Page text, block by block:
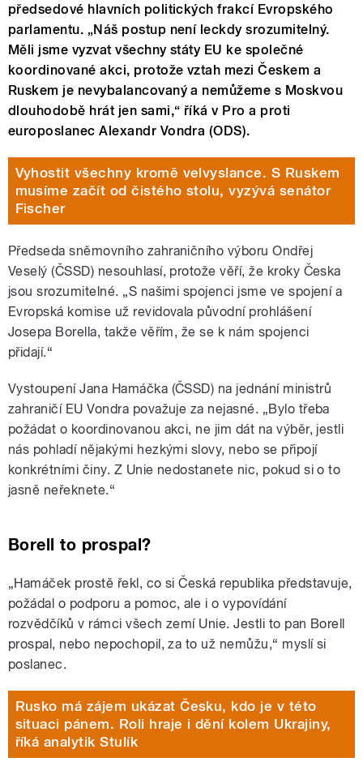
předsedové hlavních politických frakcí Evropského
parlamentu. „Náš postup není leckdy srozumitelný.
Měli jsme vyzvat všechny státy EU ke společné
koordinované akci, protože vztah mezi Českem a
Ruskem je nevybalancovaný a nemůžeme s Moskvou
dlouhodobě hrát jen sami,“ říká v Pro a proti
europoslanec Alexandr Vondra (ODS).
Vyhostit všechny kromě velvyslance. S Ruskem
musíme začít od čistého stolu, vyzývá senátor
Fischer
Předseda sněmovního zahraničního výboru Ondřej
Veselý (ČSSD) nesouhlasí, protože věří, že kroky Česka
jsou srozumitelné. „S našimi spojenci jsme ve spojení a
Evropská komise už revidovala původní prohlášení
Josepa Borella, takže věřím, že se k nám spojenci
přidají.“
Vystoupení Jana Hamáčka (ČSSD) na jednání ministrů
zahraničí EU Vondra považuje za nejasné. „Bylo třeba
požádat o koordinovanou akci, ne jim dát na výběr, jestli
nás pohladí nějakými hezkými slovy, nebo se připojí
konkrétními činy. Z Unie nedostanete nic, pokud si o to
jasně neřeknete.“
Borell to prospal?
„Hamáček prostě řekl, co si Česká republika představuje,
požádal o podporu a pomoc, ale i o vypovídání
rozvědčíků v rámci všech zemí Unie. Jestli to pan Borell
prospal, nebo nepochopil, za to už nemůžu,“ myslí si
poslanec.
Rusko má zájem ukázat Česku, kdo je v této
situaci pánem. Roli hraje i dění kolem Ukrajiny,
říká analytik Stulík